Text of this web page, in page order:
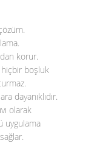
korur.
hiçbir boşluk
dayanıklıdır.
olarak
uygulama